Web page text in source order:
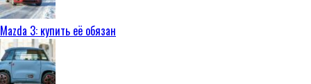
Mazda 3: купить её обязан